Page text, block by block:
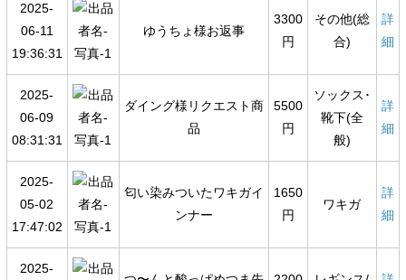
2025-
06-11
19:36:31
ゆうちょ様お返事
3300
円
その他(総
合)
詳
細
2025-
06-09
08:31:31
ダイング様リクエスト商
品
5500
円
ソックス･
靴下(全
般)
詳
細
2025-
05-02
17:47:02
匂い染みついたワキガイ
ンナー
1650
円
ワキガ
詳
細
2025-